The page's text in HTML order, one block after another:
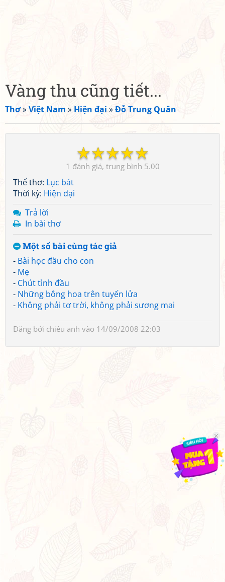
Vàng thu cũng tiết...
Thơ»Việt Nam » Hiện đại »Đỗ Trung Quân
☆
☆
☆
☆
☆
1 5.00
Thể thơ: Lục bát
Thời kỳ: Hiện đại
Trả lời
In bài thơ
Một số bài cùng tác giả
- Bài học đầu cho con
- Mẹ
- Chút tình đầu
- Những bông hoa trên tuyến lửa
- Không phải tơ trời, không phải sương mai
Đăng bởi chiêu anh vào 14/09/2008 22:03